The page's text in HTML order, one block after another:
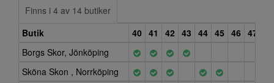
Finns i 4 av 14 butiker
Butik
40 41 42 43 44 45 46 47
Borgs Skor, Jönköping
Sköna Skon , Norrköping